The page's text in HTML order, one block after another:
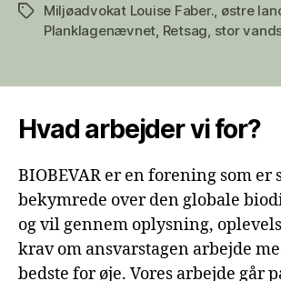
TagsMiljøadvokat Louise Faber., østre
Planklagenævnet, Retsag, stor
Hvad arbejder vi for?
BIOBEVAR er en forening som
bekymrede over den globale
og vil gennem oplysning,
krav om ansvarstagen arbejde
bedste for øje. Vores arbejde går